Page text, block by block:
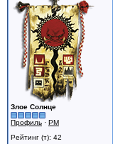
Злое Солнце
Профиль · PM
Рейтинг (т): 42